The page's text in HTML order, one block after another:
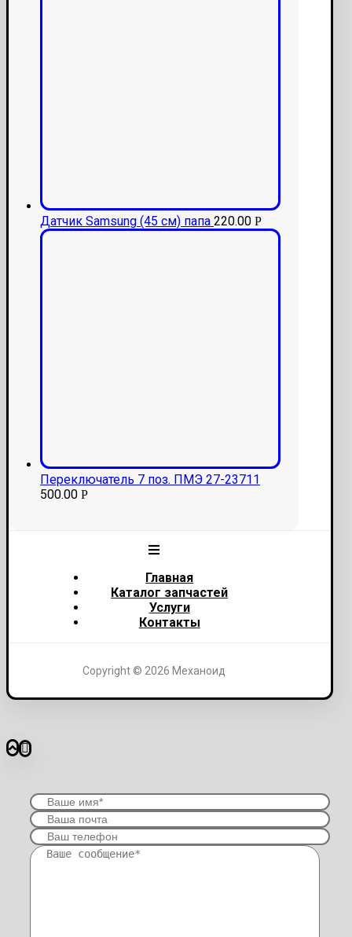
Датчик Samsung (45 см) папа 220.00 Р
Переключатель 7 поз. ПМЭ 27-23711
500.00 Р
Главная
Каталог запчастей
Услуги
Контакты
Copyright © 2026 Механоид